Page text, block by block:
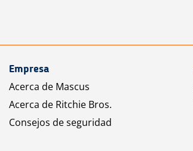
Empresa
Acerca de Mascus
Acerca de Ritchie Bros.
Consejos de seguridad